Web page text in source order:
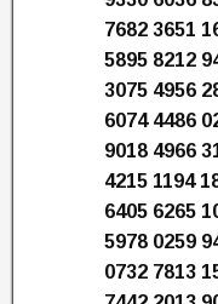
7682 3651
5895 8212
3075 4956
6074 4486
9018 4966
4215 1194
6405 6265
5978 0259
0732 7813